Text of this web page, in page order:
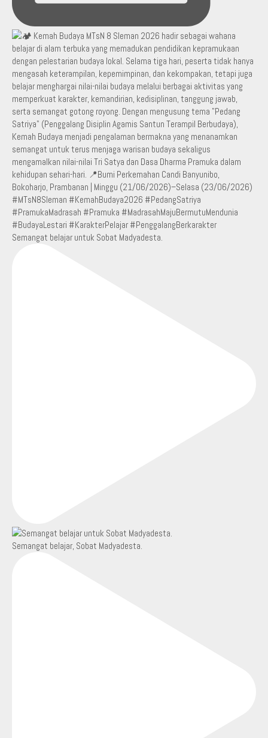
Semangat belajar untuk Sobat Madyadesta.
Semangat belajar, Sobat Madyadesta.